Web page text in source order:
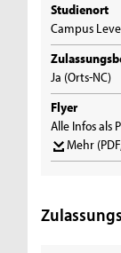
Studienort
Campus
Ja (Orts-NC)
Flyer
Alle Infos als
Mehr